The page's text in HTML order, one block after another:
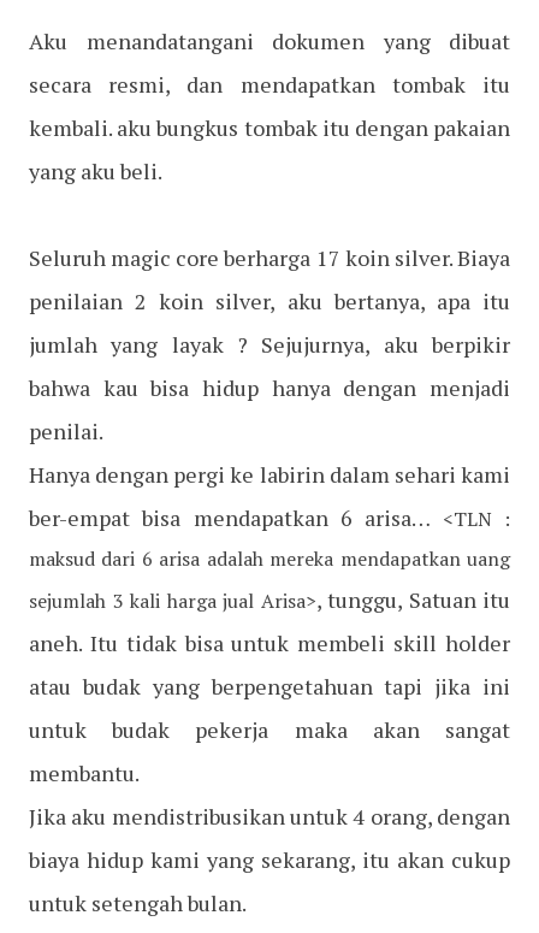
Aku menandatangani dokumen yang dibuat
secara resmi, dan mendapatkan tombak itu
kembali. aku bungkus tombak itu dengan pakaian
yang aku beli.
Seluruh magic core berharga 17 koin silver. Biaya
penilaian 2 koin silver, aku bertanya, apa itu
jumlah yang layak ? Sejujurnya, aku berpikir
bahwa kau bisa hidup hanya dengan menjadi
penilai.
Hanya dengan pergi ke labirin dalam sehari kami
ber-empat bisa mendapatkan 6 arisa… <TLN :
maksud dari 6 arisa adalah mereka mendapatkan uang
sejumlah 3 kali harga jual Arisa>, tunggu, Satuan itu
aneh. Itu tidak bisa untuk membeli skill holder
atau budak yang berpengetahuan tapi jika ini
untuk budak pekerja maka akan sangat
membantu.
Jika aku mendistribusikan untuk 4 orang, dengan
biaya hidup kami yang sekarang, itu akan cukup
untuk setengah bulan.